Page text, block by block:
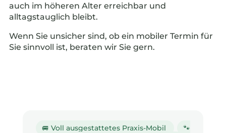
auch im höheren Alter erreichbar und
alltagstauglich bleibt.
Wenn Sie unsicher sind, ob ein mobiler Termin für
Sie sinnvoll ist, beraten wir Sie gern.
🚐 Voll ausgestattetes Praxis-Mobil
🐾